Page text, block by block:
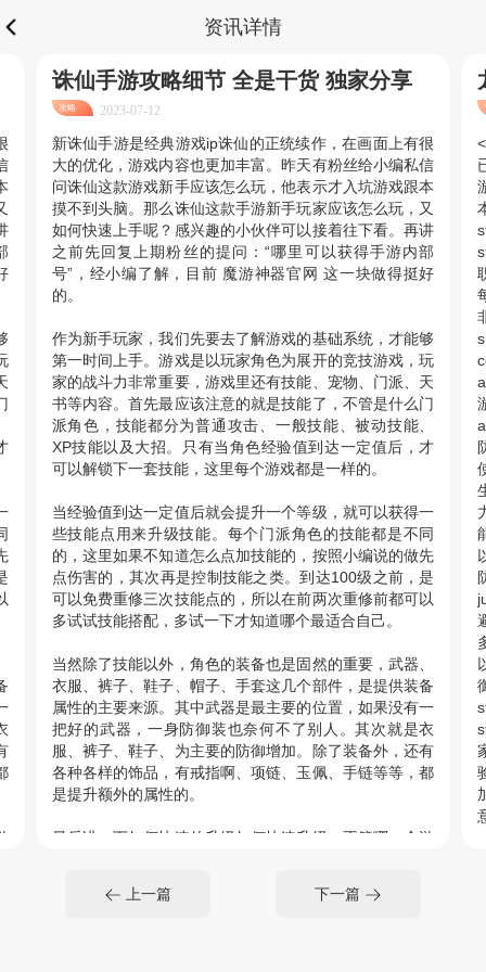
资讯详情
诛仙手游攻略细节 全是干货 独家分享
攻略 2023-07-12
新诛仙手游是经典游戏ip诛仙的正统续作，在画面上有很
大的优化，游戏内容也更加丰富。昨天有粉丝给小编私信
问诛仙这款游戏新手应该怎么玩，他表示才入坑游戏跟本
摸不到头脑。那么诛仙这款手游新手玩家应该怎么玩，又
如何快速上手呢？感兴趣的小伙伴可以接着往下看。再讲
之前先回复上期粉丝的提问：“哪里可以获得手游内部
号”，经小编了解，目前 魔游神器官网 这一块做得挺好
的。
作为新手玩家，我们先要去了解游戏的基础系统，才能够
第一时间上手。游戏是以玩家角色为展开的竞技游戏，玩
家的战斗力非常重要，游戏里还有技能、宠物、门派、天
书等内容。首先最应该注意的就是技能了，不管是什么门
派角色，技能都分为普通攻击、一般技能、被动技能、
XP技能以及大招。只有当角色经验值到达一定值后，才
可以解锁下一套技能，这里每个游戏都是一样的。
当经验值到达一定值后就会提升一个等级，就可以获得一
些技能点用来升级技能。每个门派角色的技能都是不同
的，这里如果不知道怎么点加技能的，按照小编说的做先
点伤害的，其次再是控制技能之类。到达100级之前，是
可以免费重修三次技能点的，所以在前两次重修前都可以
多试试技能搭配，多试一下才知道哪个最适合自己。
当然除了技能以外，角色的装备也是固然的重要，武器、
衣服、裤子、鞋子、帽子、手套这几个部件，是提供装备
属性的主要来源。其中武器是最主要的位置，如果没有一
把好的武器，一身防御装也奈何不了别人。其次就是衣
服、裤子、鞋子、为主要的防御增加。除了装备外，还有
各种各样的饰品，有戒指啊、项链、玉佩、手链等等，都
是提升额外的属性的。
最后讲一下如何快速的升级如何快速升级，不管哪一个游
环任务、家族聚餐。以上就是小编今天给大家带来的诛仙
上一篇 下一篇